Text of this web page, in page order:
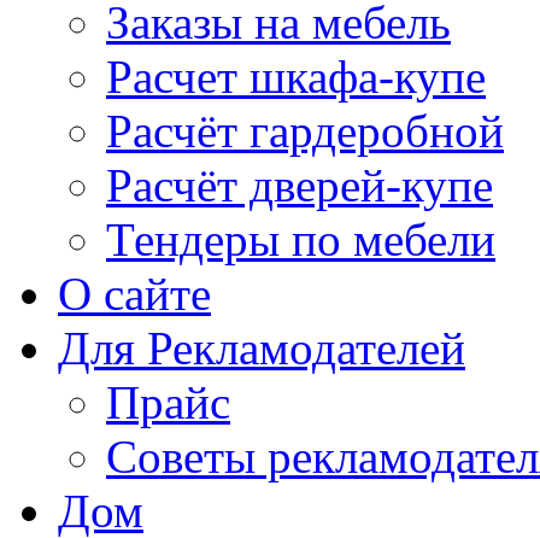
Заказы на мебель
Расчет шкафа-купе
Расчёт гардеробной
Расчёт дверей-купе
Тендеры по мебели
О сайте
Для Рекламодателей
Прайс
Советы
Дом